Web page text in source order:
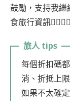
鼓勵，支持我
食旅行資訊🙇‍♀️🙇‍♀️
每個折扣碼
消、折抵上限
如果不太確